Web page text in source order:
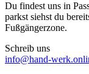
Du findest uns in
parkst siehst du
Fußgängerzone.
Schreib uns
info@hand-